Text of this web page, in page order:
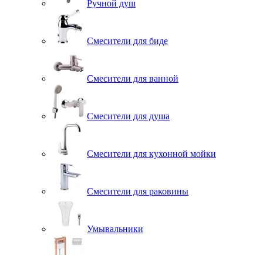
Ручной душ
Смесители для биде
Смесители для ванной
Смесители для душа
Смесители для кухонной мойки
Смесители для раковины
Умывальники